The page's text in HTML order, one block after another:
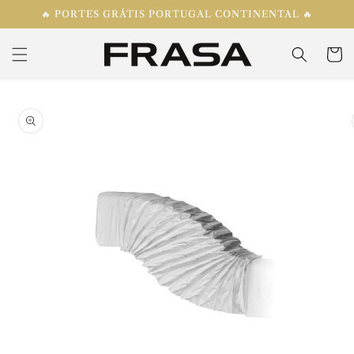
para o
conteúdo
🔥 PORTES GRÁTIS PORTUGAL CONTINENTAL 🔥
informação